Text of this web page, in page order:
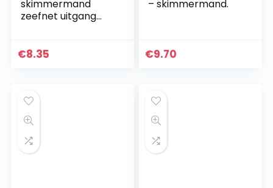
skimmermand
zeefnet uitgang
bovengrondse
€8.35
– skimmermand.
€9.70